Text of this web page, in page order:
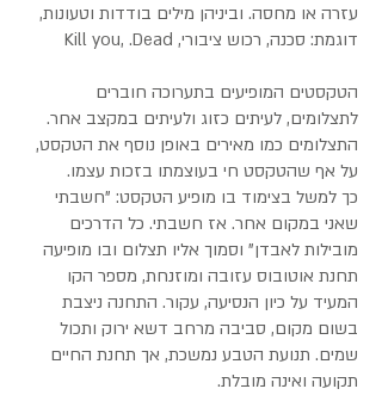
עזרה או מחסה. וביניהן מילים בודדות וטעונות,
דוגמת: סכנה, רכוש ציבורי, Kill you, .Dead
הטקסטים המופיעים בתערוכה חוברים
לתצלומים, לעיתים כזוג ולעיתים במקצב אחר.
התצלומים כמו מאירים באופן נוסף את הטקסט,
על אף שהטקסט חי בעוצמתו בזכות עצמו.
כך למשל בצימוד בו מופיע הטקסט: "חשבתי
שאני במקום אחר. אז חשבתי. כל הדרכים
מובילות לאבדן" וסמוך אליו תצלום ובו מופיעה
תחנת אוטובוס עזובה ומוזנחת, מספר הקו
המעיד על כיון הנסיעה, עקור. התחנה ניצבת
בשום מקום, סביבה מרחב דשא ירוק ותכול
שמים. תנועת הטבע נמשכת, אך תחנת החיים
תקועה ואינה מובלת.